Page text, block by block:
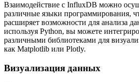
Взаимодействие с InfluxDB можно
различные языки программирования,
расширяет возможности для анализа
используя Python, вы можете
различными библиотеками для
как Matplotlib или Plotly.
Визуализация данных